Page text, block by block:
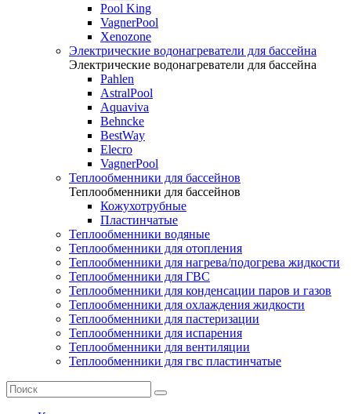
Pool King
VagnerPool
Xenozone
Электрические водонагреватели для бассейна
Электрические водонагреватели для бассейна
Pahlen
AstralPool
Aquaviva
Behncke
BestWay
Elecro
VagnerPool
Теплообменники для бассейнов
Теплообменники для бассейнов
Кожухотрубные
Пластинчатые
Теплообменники водяные
Теплообменники для отопления
Теплообменники для нагрева/подогрева жидкости
Теплообменники для ГВС
Теплообменники для конденсации паров и газов
Теплообменники для охлаждения жидкости
Теплообменники для пастеризации
Теплообменники для испарения
Теплообменники для вентиляции
Теплообменники для гвс пластинчатые